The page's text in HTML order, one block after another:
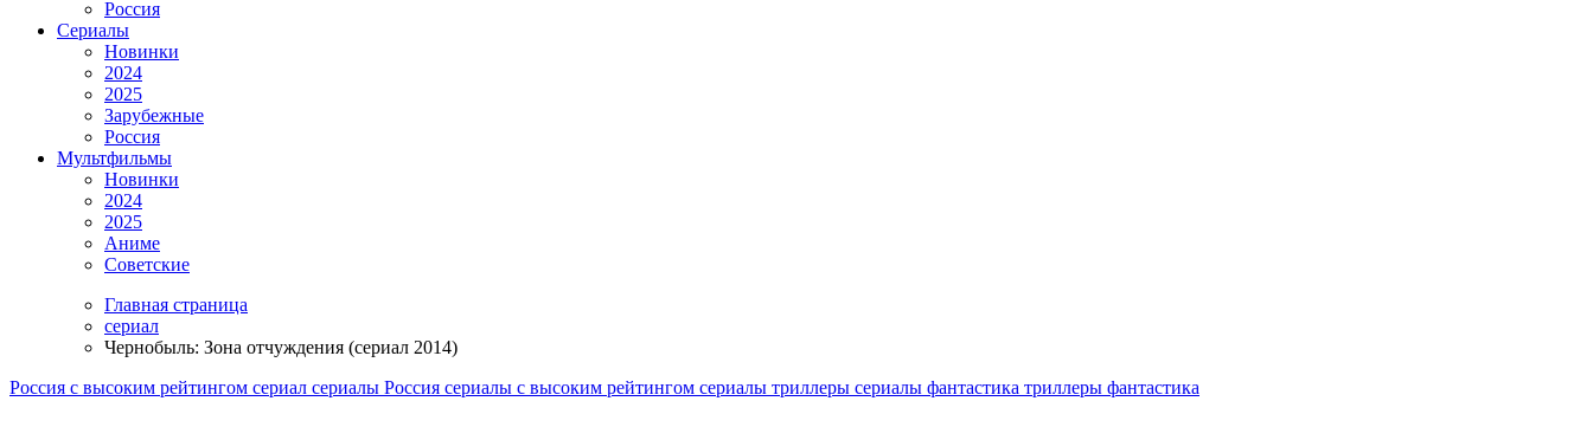
Россия
Сериалы
Новинки
2024
2025
Зарубежные
Россия
Мультфильмы
Новинки
2024
2025
Аниме
Советские
Главная страница
сериал
Чернобыль: Зона отчуждения (сериал 2014)
Россия с высоким рейтингом сериал сериалы Россия сериалы с высоким рейтингом сериалы триллеры сериалы фантастика триллеры фантастика